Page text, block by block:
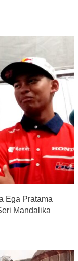
Ega Pratama
Mandalika